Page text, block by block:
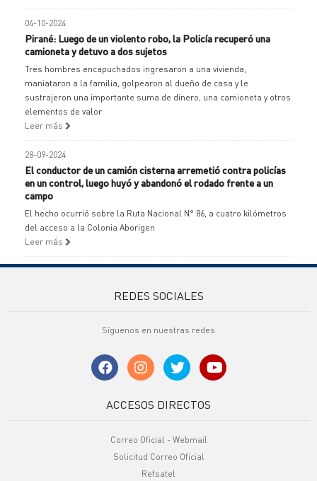
04-10-2024
Pirané: Luego de un violento robo, la Policía recuperó una
camioneta y detuvo a dos sujetos
Tres hombres encapuchados ingresaron a una vivienda,
maniataron a la familia, golpearon al dueño de casa y le
sustrajeron una importante suma de dinero, una camioneta y otros
elementos de valor
Leer más
28-09-2024
El conductor de un camión cisterna arremetió contra policías
en un control, luego huyó y abandonó el rodado frente a un
campo
El hecho ocurrió sobre la Ruta Nacional N° 86, a cuatro kilómetros
del acceso a la Colonia Aborigen
Leer más
REDES SOCIALES
Síguenos en nuestras redes
ACCESOS DIRECTOS
Correo Oficial - Webmail
Solicitud Correo Oficial
Refsatel